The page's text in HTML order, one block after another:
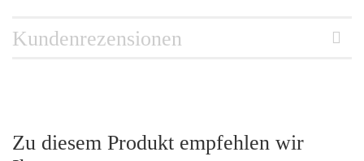
Kundenrezensionen
Zu diesem Produkt empfehlen wir